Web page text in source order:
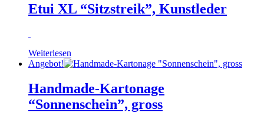
Etui XL “Sitzstreik”, Kunstleder
Weiterlesen
Angebot!
Handmade-Kartonage
“Sonnenschein”, gross